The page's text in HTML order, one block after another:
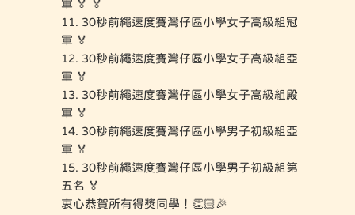
軍 🏅 🏅
11. 30秒前繩速度賽灣仔區小學女子高級組冠
軍 🏅
12. ⁠30秒前繩速度賽灣仔區小學女子高級組亞
軍 🏅
13. ⁠⁠30秒前繩速度賽灣仔區小學女子高級組殿
軍 🏅
14. ⁠30秒前繩速度賽灣仔區小學男子初級組亞
軍 🏅
15. ⁠⁠30秒前繩速度賽灣仔區小學男子初級組第
五名 🏅
衷心恭賀所有得獎同學！👏🏻🎉